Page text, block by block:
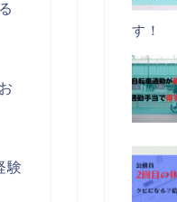
験
す！